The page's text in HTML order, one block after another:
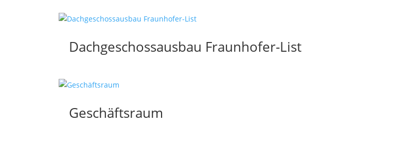
Dachgeschossausbau Fraunhofer-List
Geschäftsraum